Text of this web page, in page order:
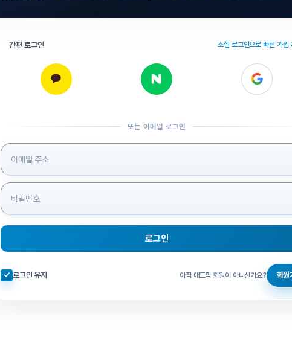
간편 로그인 소셜 로그인으로 빠른 가입
또는 이메일 로그인
로그인 정보 입력
로그인
자동로그인 체크
로그인 유지 아직 애드픽 회원이 아니신가요? 회원